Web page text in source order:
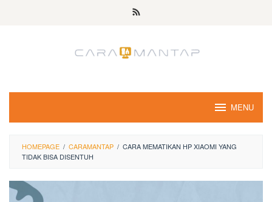
MENU
HOMEPAGE / CARAMANTAP / CARA MEMATIKAN HP XIAOMI YANG
TIDAK BISA DISENTUH